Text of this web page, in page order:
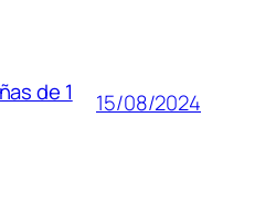
de 1 15/08/2024